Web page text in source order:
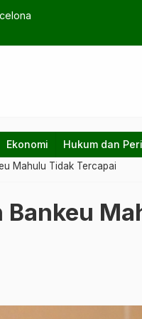
Bankeu
Ekonomi Hukum dan
Mahulu Tidak Tercapai
Bankeu